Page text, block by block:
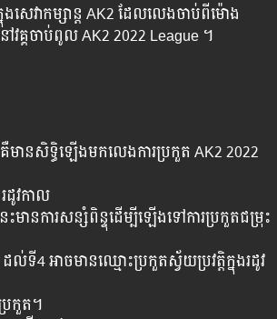
សេវាកម្សាន្ត AK2 ដែលលេងចាប់ពីម៉ោង
គ្គចាប់ពូល AK2 2022 League ។
មានសិទ្ធិឡើងមកលេងការប្រកួត AK2 2022
ដូវកាល
មានការសន្សំពិន្ទុដើម្បីឡើងទៅការប្រកួតជម្រុះ
4 អាចមានឈ្មោះប្រកួតស្វ័យប្រវត្តិក្នុងរដូវ
រកួត។